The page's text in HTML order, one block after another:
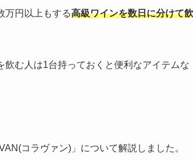
万円以上もする高級ワインを数日に分けて飲
む人は1台持っておくと便利なアイテムな
コラヴァン)」について解説しました。